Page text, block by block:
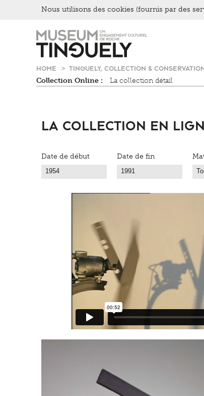
Hauptnavigation
HOME TINGUELY, COLLECTION &
Collection Online :
La collection détail
La collection en
Date de début Date de fin
Nous utilisons des cookies (fournis par des